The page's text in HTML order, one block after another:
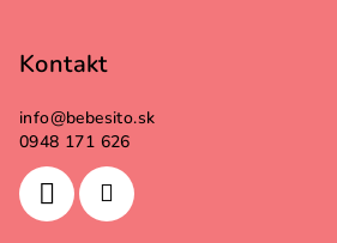
Kontakt
info@bebesito.sk
0948 171 626